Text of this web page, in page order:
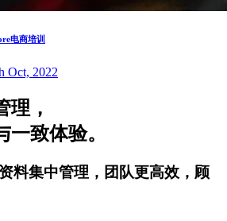
电商培训
Oct, 2022
理，
致体验。
料集中管理，团队更高效，顾